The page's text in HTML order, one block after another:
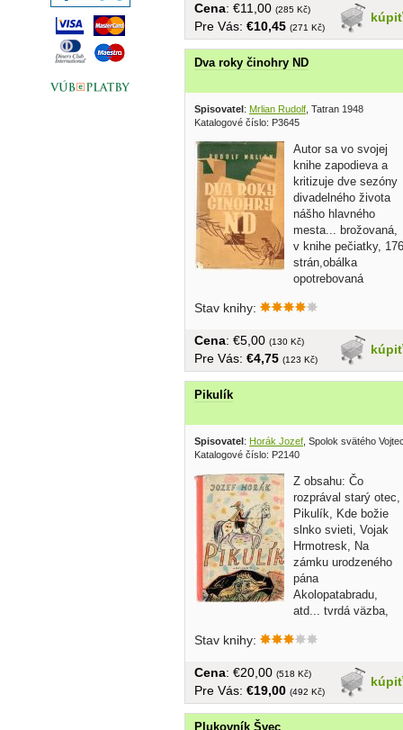
kúpiť
Cena: €11,00 (285 Kč)
Pre Vás: €10,45 (271 Kč)
Dva roky činohry ND
Spisovatel: Mrlian Rudolf , Tatran 1948
Katalogové číslo: P3645
Autor sa vo svojej
knihe zapodieva a
kritizuje dve sezóny
divadelného života
nášho hlavného
mesta... brožovaná,
v knihe pečiatky, 176
strán,obálka
opotrebovaná
Stav knihy:
kúpiť
Cena: €5,00 (130 Kč)
Pre Vás: €4,75 (123 Kč)
Pikulík
Spisovatel: Horák Jozef , Spolok svätého
Katalogové číslo: P2140
Z obsahu: Čo
rozprával starý otec,
Pikulík, Kde božie
slnko svieti, Vojak
Hrmotresk, Na
zámku urodzeného
pána
Akolopatabradu,
atd... tvrdá väzba,
Stav knihy:
kúpiť
Cena: €20,00 (518 Kč)
Pre Vás: €19,00 (492 Kč)
Plukovník Švec